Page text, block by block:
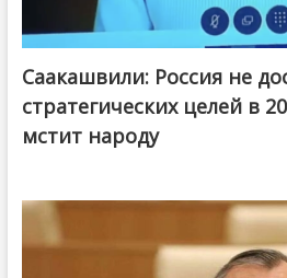
Саакашвили: Россия не
стратегических целей в
мстит народу